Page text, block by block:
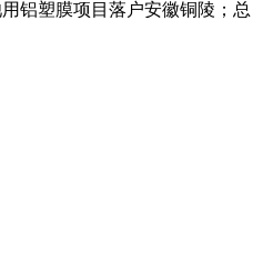
铝塑膜项目落户安徽铜陵；总